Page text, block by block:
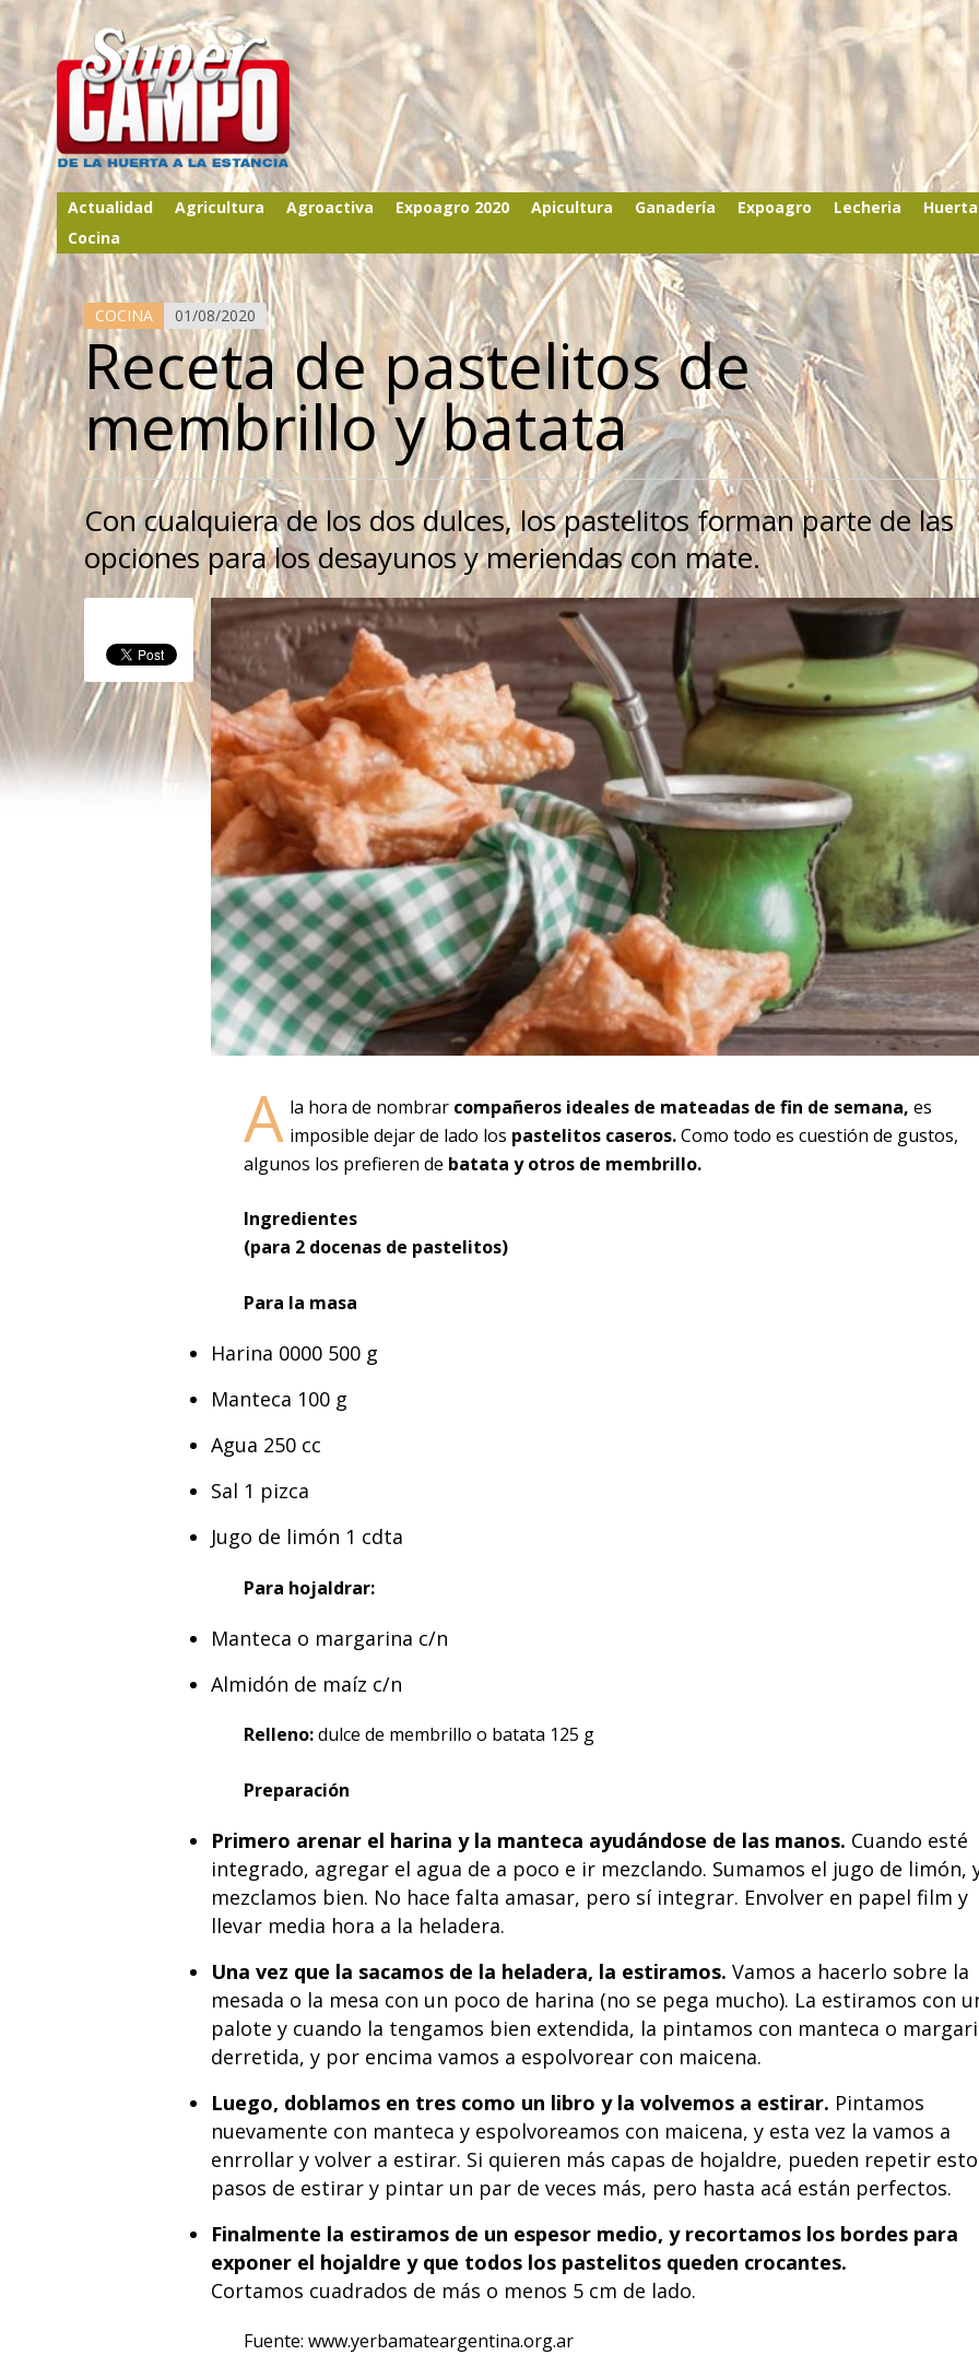
Actualidad Agricultura Agroactiva Expoagro 2020 Apicultura Ganadería Expoagro Lecheria
Cocina
COCINA 01/08/2020
Receta de pastelitos de
membrillo y batata
Con cualquiera de los dos dulces, los pastelitos forman parte de las
opciones para los desayunos y meriendas con mate.
A la hora de nombrarcompañeros ideales de mateadas de fin de semana, es
imposible dejar de lado los pastelitos caseros.Como todo es cuestión de gustos,
algunos los prefieren de batata y otros de membrillo.
Ingredientes
(para 2 docenas de pastelitos)
Para la masa
Harina 0000 500 g
Manteca 100 g
Agua 250 cc
Sal 1 pizca
Jugo de limón 1 cdta
Para hojaldrar:
Manteca o margarina c/n
Almidón de maíz c/n
Relleno:dulce de membrillo o batata 125 g
Preparación
Primero arenar el harina y la manteca ayudándose de las manos. Cuando esté
integrado, agregar el agua de a poco e ir mezclando. Sumamos el jugo de limón,
mezclamos bien. No hace falta amasar, pero sí integrar. Envolver en papel film y
llevar media hora a la heladera.
Una vez que la sacamos de la heladera, la estiramos. Vamos a hacerlo sobre la
mesada o la mesa con un poco de harina (no se pega mucho). La estiramos con
palote y cuando la tengamos bien extendida, la pintamos con manteca o
derretida, y por encima vamos a espolvorear con maicena.
Luego, doblamos en tres como un libro y la volvemos a estirar. Pintamos
nuevamente con manteca y espolvoreamos con maicena, y esta vez la vamos a
enrrollar y volver a estirar. Si quieren más capas de hojaldre, pueden repetir
pasos de estirar y pintar un par de veces más, pero hasta acá están perfectos.
Finalmente la estiramos de un espesor medio, y recortamos los bordes para
exponer el hojaldre y que todos los pastelitos queden crocantes.
Cortamos cuadrados de más o menos 5 cm de lado.
Fuente: www.yerbamateargentina.org.ar